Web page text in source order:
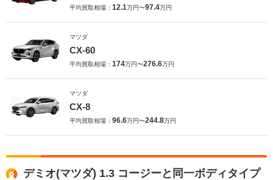
平均買取相場： 12.1万円〜97.4万円
マツダ
CX-60
平均買取相場： 174万円〜276.6万円
マツダ
CX-8
平均買取相場： 96.6万円〜244.8万円
デミオ(マツダ) 1.3 コージーと同一ボディタイプ